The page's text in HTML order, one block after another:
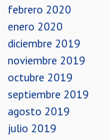
febrero 2020
enero 2020
diciembre 2019
noviembre 2019
octubre 2019
septiembre 2019
agosto 2019
julio 2019